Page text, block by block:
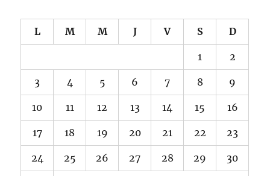
L M M J V S D
1 2
3 4 5 6 7 8 9
10 11 12 13 14 15 16
17 18 19 20 21 22 23
24 25 26 27 28 29 30